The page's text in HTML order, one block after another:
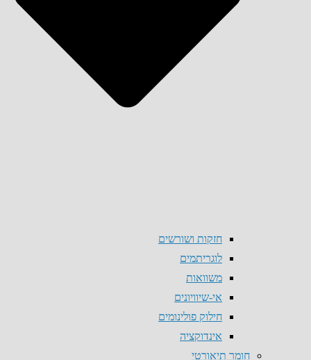
חזקות ושורשים
לוגריתמים
משוואות
אי-שיוויונים
חילוק פולינומים
אינדוקציה
חומר תיאורטי